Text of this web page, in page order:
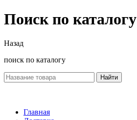
Поиск по каталогу
Назад
поиск по каталогу
Найти
Главная